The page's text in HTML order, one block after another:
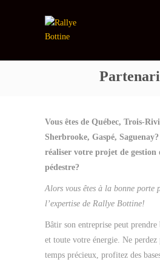
Vous êtes de Québec, Trois-
Sherbrooke, Gaspé,
réaliser votre projet de gestion
pédestre?
Alors vous êtes à la bonne porte
l’expertise de Rallye Bottine!
Bâtir son entreprise peut prendre
et toute votre énergie. Ne perdez
temps précieux, profitez des